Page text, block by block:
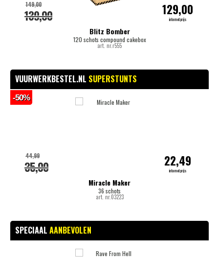
Blitz Bomber
120 schots compound cakebox
art. nr.r555
139,00
149,00 129,00
internetprijs
VUURWERKBESTEL.NL SUPERSTUNTS
Miracle Maker
36 schots
art. nr.03223
35,00
44,99 22,49
internetprijs
-50%
SPECIAAL AANBEVOLEN